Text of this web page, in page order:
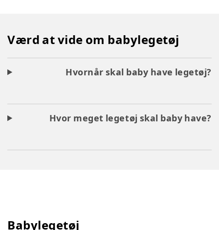
Værd at vide om babylegetøj
Hvornår skal baby have legetøj?
Hvor meget legetøj skal baby have?
Babylegetøj